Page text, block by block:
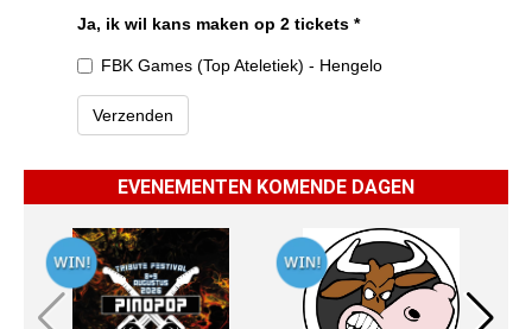
EVENEMENTEN KOMENDE DAGEN